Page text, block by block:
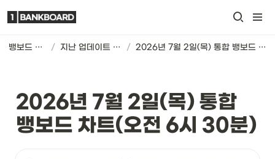
뱅보드 차트 / 지난 업데이트 기록 / 2026년 7월 2일(목) 통합 뱅보드 차트(오전 6시 30분)
2026년 7월 2일(목) 통합
뱅보드 차트(오전 6시 30분)